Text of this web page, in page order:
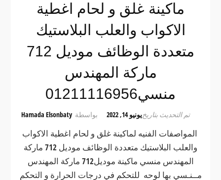
ماكينة غلق و لحام اغطية
الاكواب والعلب البلاستيك
متعددة الوظائف موديل 712
ماركة المهندس
منسي01211116956
بواسطة Hamada Elsonbaty تم التحديث بتاريخيونيو 14, 2022
المواصفات الفنيه لماكينة غلق و لحام اغطية الاكواب
والعلب البلاستيك متعددة الوظائف موديل 712 ماركة
المهندس منسي ماكينة موديل712 ماركة المهندس
مــنـسي بها لوحه للتحكم في درجات الحرارة و التحكم